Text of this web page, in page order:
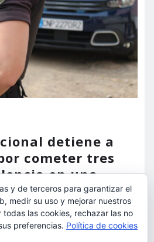
detiene a
cometer tres
en una
Ago 7, 2026
y de terceros para garantizar el
medir su uso y mejorar nuestros
las cookies, rechazar las no
preferencias. Política de cookies